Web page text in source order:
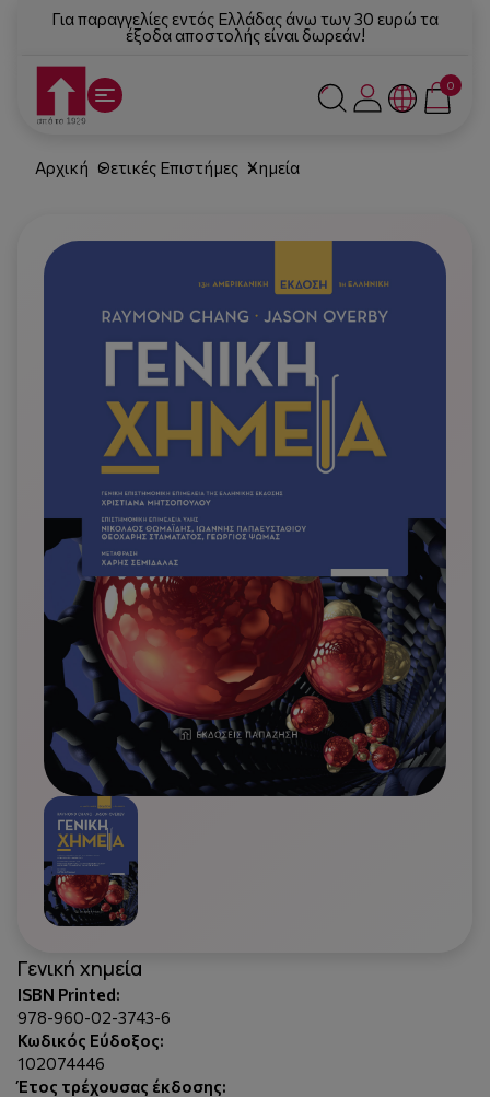
Για παραγγελίες εντός Ελλάδας άνω των 30 ευρώ τα
έξοδα αποστολής είναι δωρεάν!
0
Αρχική Θετικές Επιστήμες Χημεία
Γενική χημεία
ISBN Printed:
978-960-02-3743-6
Κωδικός Εύδοξος:
102074446
Έτος τρέχουσας έκδοσης: